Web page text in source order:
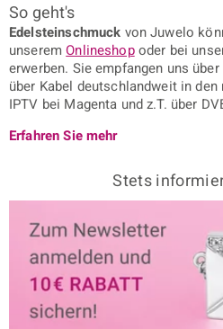
So geht's
Edelsteinschmuck von Juwelo
unseremOnlineshopoder bei
erwerben. Sie empfangen uns
über Kabel deutschlandweit in
IPTV bei Magenta und z.T. über
Erfahren Sie mehr
Stets